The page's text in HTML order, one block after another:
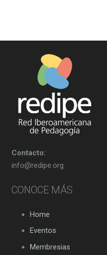
Contacto:
info@redipe.org
CONOCE MÁS
Home
Eventos
Membresias